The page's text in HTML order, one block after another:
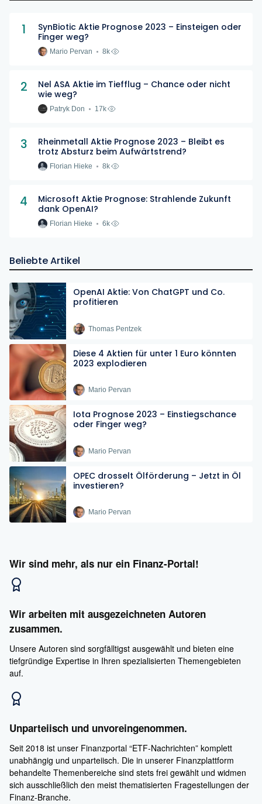
1
SynBiotic Aktie Prognose 2023 – Einsteigen oder
Finger weg?
Mario Pervan 8k
2
Nel ASA Aktie im Tiefflug – Chance oder nicht
wie weg?
Patryk Don 17k
3
Rheinmetall Aktie Prognose 2023 – Bleibt es
trotz Absturz beim Aufwärtstrend?
Florian Hieke 8k
4
Microsoft Aktie Prognose: Strahlende Zukunft
dank OpenAI?
Florian Hieke 6k
Beliebte Artikel
OpenAI Aktie: Von ChatGPT und Co.
profitieren
Thomas Pentzek
Diese 4 Aktien für unter 1 Euro könnten
2023 explodieren
Mario Pervan
Iota Prognose 2023 – Einstiegschance
oder Finger weg?
Mario Pervan
OPEC drosselt Ölförderung – Jetzt in Öl
investieren?
Mario Pervan
Wir sind mehr, als nur ein Finanz-Portal!
Wir arbeiten mit ausgezeichneten Autoren
zusammen.
Unsere Autoren sind sorgfälltigst ausgewählt und bieten eine
tiefgründige Expertise in Ihren spezialisierten Themengebieten
auf.
Unparteiisch und unvoreingenommen.
Seit 2018 ist unser Finanzportal “ETF-Nachrichten” komplett
unabhängig und unparteiisch. Die in unserer Finanzplattform
behandelte Themenbereiche sind stets frei gewählt und widmen
sich ausschließlich den meist thematisierten Fragestellungen der
Finanz-Branche.